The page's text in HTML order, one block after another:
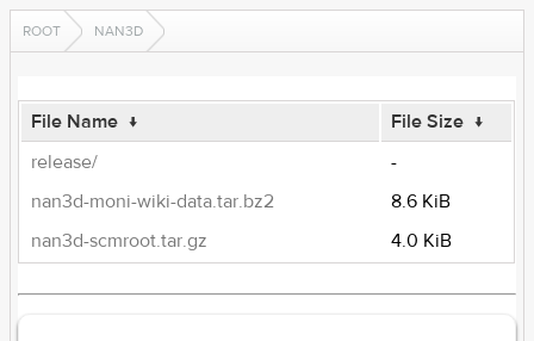
ROOT NAN3D
File Name ↓ File Size ↓
release/
-
nan3d-moni-wiki-data.tar.bz2
8.6 KiB
nan3d-scmroot.tar.gz
4.0 KiB